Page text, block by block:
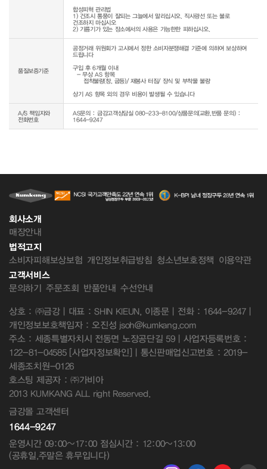
합성피혁 관리법
1) 건조시 통풍이 잘되는 그늘에서 말리십시오. 직사광선 또는 불로
건조하지 마십시오
품질보증기준
공정거래 위원회가 고시에서 정한 소비자분쟁해결 기준에 의하여 보상하여
드립니다
구입 후 6개월 이내
  - 무상 AS 항목
상기 AS 항목 외의 경우 비용이 발생될 수 있습니다
A/S 책임자와
전화번호
AS문의 : 금강고객상담실 080-233-8100/상품문의(교환,반품 문의) :
1644-9247
회사소개
매장안내
법적고지
소비자피해보상보험 개인정보취급방침 청소년보호정책 이용약관
고객서비스
문의하기 주문조회 반품안내 수선안내
상호 : ㈜금강 | 대표 : SHIN KIEUN, 이종문 | 전화 : 1644-9247 |
개인정보보호책임자 : 오진성 jsoh@kumkang.com
주소 : 세종특별자치시 전동면 노장공단길 59 | 사업자등록번호 :
122-81-04585 [사업자정보확인] | 통신판매업신고번호 : 2019-
세종조치원-0126
호스팅 제공자 : ㈜가비아
2013 KUMKANG ALL right Reserved.
금강몰 고객센터
1644-9247
운영시간 09:00~17:00 점심시간 : 12:00~13:00
(공휴일,주말은 휴무입니다)